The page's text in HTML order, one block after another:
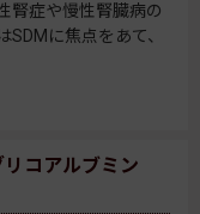
腎症や慢性腎臓病の
に焦点をあて、
コアルブミン